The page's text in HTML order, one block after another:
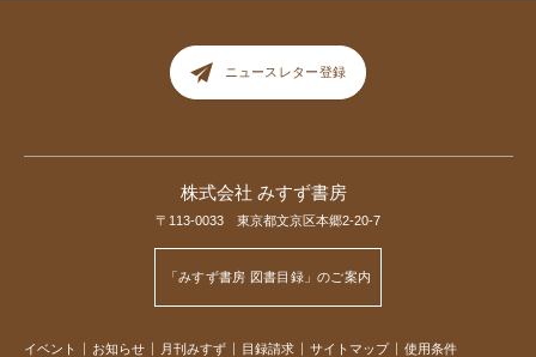
ニュースレター登録
株式会社 みすず書房
〒113-0033 東京都文京区本郷2-20-7
「みすず書房 図書目録」のご案内
イベント お知らせ 月刊みすず 目録請求 サイトマップ 使用条件